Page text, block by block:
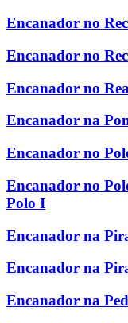
Encanador no
Encanador no
Encanador no
Encanador na
Encanador no
Encanador no
Polo I
Encanador na
Encanador na
Encanador na